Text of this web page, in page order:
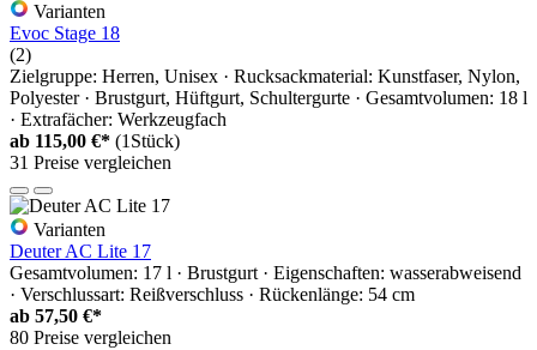
Varianten
Evoc Stage 18
(2)
Zielgruppe: Herren, Unisex · Rucksackmaterial: Kunstfaser, Nylon,
Polyester · Brustgurt, Hüftgurt, Schultergurte · Gesamtvolumen: 18 l
· Extrafächer: Werkzeugfach
ab 115,00 €* (1Stück)
31 Preise vergleichen
Varianten
Deuter AC Lite 17
Gesamtvolumen: 17 l · Brustgurt · Eigenschaften: wasserabweisend
· Verschlussart: Reißverschluss · Rückenlänge: 54 cm
ab 57,50 €*
80 Preise vergleichen